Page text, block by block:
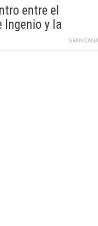
entre el
Ingenio y la
Territorial del
GRAN